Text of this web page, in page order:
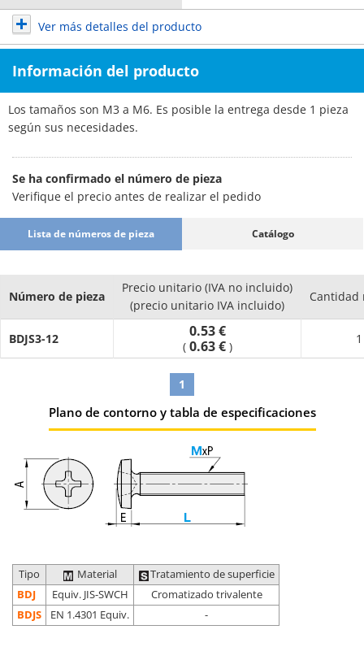
Ver más detalles del producto
Información del producto
Los tamaños son M3 a M6. Es posible la entrega desde 1 pieza
según sus necesidades.
Se ha confirmado el número de pieza
Verifique el precio antes de realizar el pedido
Lista de números de pieza Catálogo
Número de pieza
Precio unitario (IVA no incluido)
(precio unitario IVA incluido)
Cantidad
BDJS3-12 0.53 €
( 0.63 € )
1
Plano de contorno y tabla de especificaciones
Tipo Material
Tratamiento de superficie
BDJ
Equiv. JIS-SWCH
Cromatizado trivalente
BDJS
EN 1.4301 Equiv. -